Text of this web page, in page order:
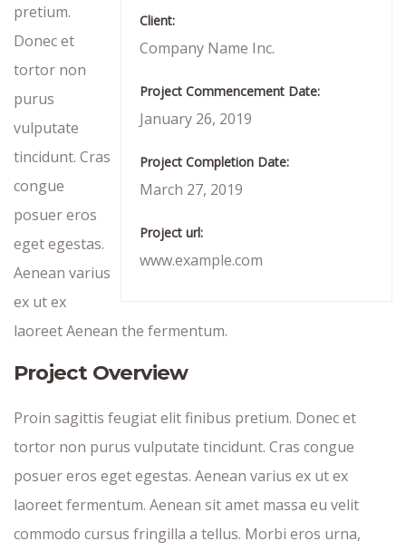
Client:
Company Name Inc.
Project Commencement Date:
January 26, 2019
Project Completion Date:
March 27, 2019
Project url:
www.example.com
pretium.
Donec et
tortor non
purus
vulputate
tincidunt. Cras
congue
posuer eros
eget egestas.
Aenean varius
ex ut ex
laoreet Aenean the fermentum.
Project Overview
Proin sagittis feugiat elit finibus pretium. Donec et
tortor non purus vulputate tincidunt. Cras congue
posuer eros eget egestas. Aenean varius ex ut ex
laoreet fermentum. Aenean sit amet massa eu velit
commodo cursus fringilla a tellus. Morbi eros urna,